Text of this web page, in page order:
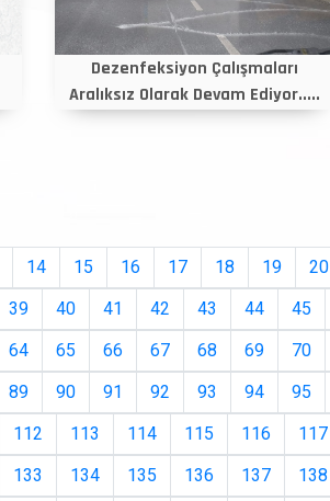
Dezenfeksiyon Çalışmaları
Aralıksız Olarak Devam Ediyor.....
14 15 16 17 18 19 20
39 40 41 42 43 44 45
64 65 66 67 68 69 70
89 90 91 92 93 94 95
112 113 114 115 116 117
133 134 135 136 137 138